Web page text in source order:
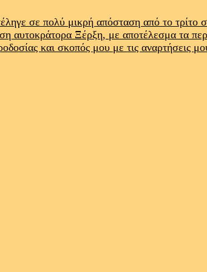
σε πολύ μικρή απόσταση από το
αυτοκράτορα Ξέρξη, με αποτέλεσμα τα
και σκοπός μου με τις αναρτήσεις